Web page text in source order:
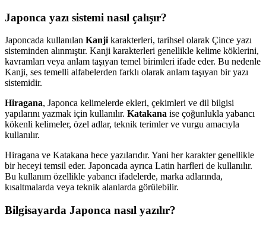
Japonca yazı sistemi nasıl çalışır?
Japoncada kullanılan Kanji karakterleri, tarihsel olarak Çince yazı
sisteminden alınmıştır. Kanji karakterleri genellikle kelime köklerini,
kavramları veya anlam taşıyan temel birimleri ifade eder. Bu nedenle
Kanji, ses temelli alfabelerden farklı olarak anlam taşıyan bir yazı
sistemidir.
Hiragana, Japonca kelimelerde ekleri, çekimleri ve dil bilgisi
yapılarını yazmak için kullanılır. Katakana ise çoğunlukla yabancı
kökenli kelimeler, özel adlar, teknik terimler ve vurgu amacıyla
kullanılır.
Hiragana ve Katakana hece yazılarıdır. Yani her karakter genellikle
bir heceyi temsil eder. Japoncada ayrıca Latin harfleri de kullanılır.
Bu kullanım özellikle yabancı ifadelerde, marka adlarında,
kısaltmalarda veya teknik alanlarda görülebilir.
Bilgisayarda Japonca nasıl yazılır?